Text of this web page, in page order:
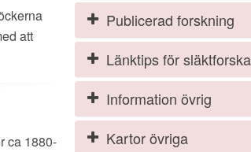
att
ca 1880-
Publicerad forskning
Länktips för
Information övrig
Kartor övriga